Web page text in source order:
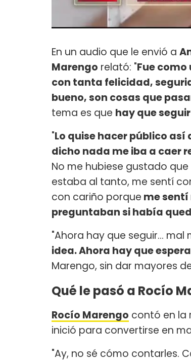
En un audio que le envió a
Marengo relató: "Fue
con tanta felicidad,
bueno, son cosas que
tema es que hay que
"Lo quise hacer público
dicho nada me iba a caer
No me hubiese gustado
estaba al tanto, me sentí
con cariño porque me
preguntaban si había
"Ahora hay que seguir...
idea. Ahora hay que
Marengo, sin dar mayores
Qué le pasó a Rocío
Rocío Marengo contó en la
inició para convertirse en
"Ay, no sé cómo contarles.